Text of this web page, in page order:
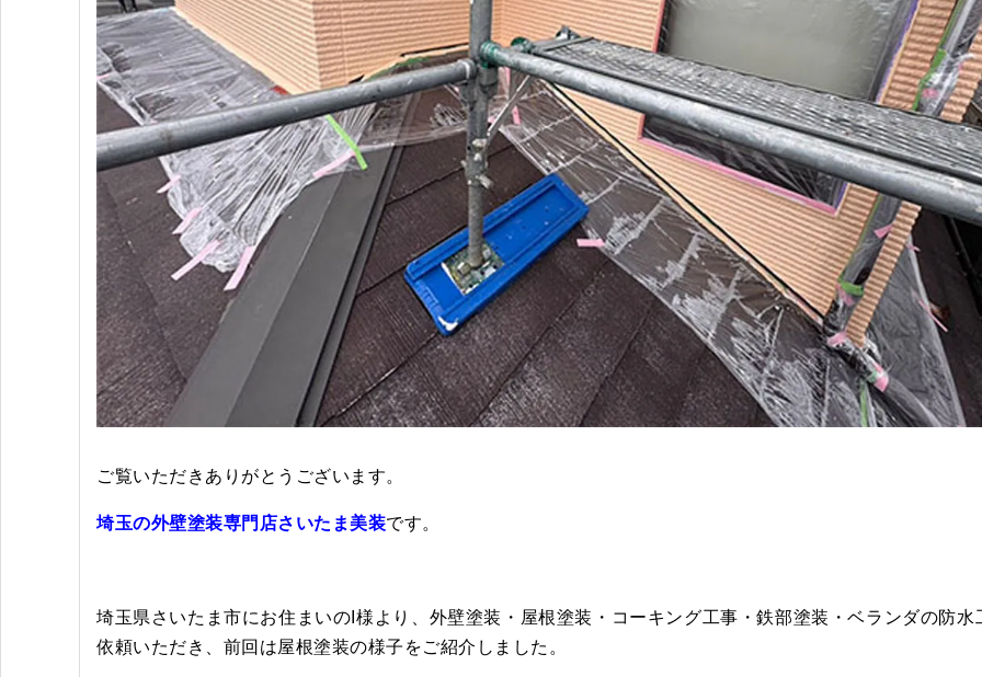
ご覧いただきありがとうございます。
埼玉の外壁塗装専門店さいたま美装です。
埼玉県さいたま市にお住まいのI様より、外壁塗装・屋根塗装・コーキング工事・鉄部塗装・ベランダの防水
依頼いただき、前回は屋根塗装の様子をご紹介しました。